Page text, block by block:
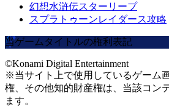
幻想水滸伝スターリープ
スプラトゥーンレイダース攻略
当ゲームタイトルの権利表記
©Konami Digital Entertainment
※当サイト上で使用しているゲーム
権、その他知的財産権は、当該コン
ます。